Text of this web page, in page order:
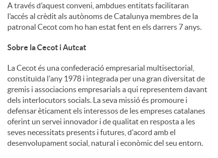
A través d’aquest conveni, ambdues entitats facilitaran
l’accés al crèdit als autònoms de Catalunya membres de la
patronal Cecot com ho han estat fent en els darrers 7 anys.
Sobre la Cecot i Autcat
La Cecot és una confederació empresarial multisectorial,
constituïda l'any 1978 i integrada per una gran diversitat de
gremis i associacions empresarials a qui representem davant
dels interlocutors socials. La seva missió és promoure i
defensar èticament els interessos de les empreses catalanes
oferint un servei innovador i de qualitat en resposta a les
seves necessitats presents i futures, d'acord amb el
desenvolupament social, natural i econòmic del seu entorn.